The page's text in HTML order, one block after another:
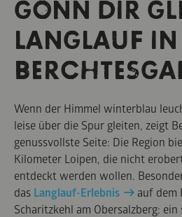
GÖNN DIR
LANGLAUF IN
Wenn der Himmel winterblau
leise über die Spur gleiten, zeigt
genussvollste Seite: Die Region
Kilometer Loipen, die nicht
entdeckt werden wollen.
das Langlauf-Erlebnis
auf dem
Scharitzkehl am Obersalzberg: ein